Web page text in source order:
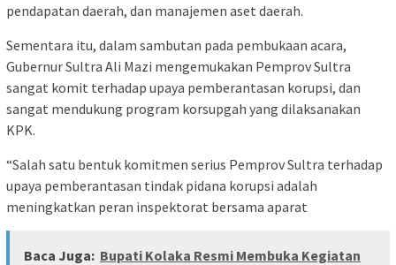
pendapatan daerah, dan manajemen aset daerah.
Sementara itu, dalam sambutan pada pembukaan acara,
Gubernur Sultra Ali Mazi mengemukakan Pemprov Sultra
sangat komit terhadap upaya pemberantasan korupsi, dan
sangat mendukung program korsupgah yang dilaksanakan
KPK.
“Salah satu bentuk komitmen serius Pemprov Sultra terhadap
upaya pemberantasan tindak pidana korupsi adalah
meningkatkan peran inspektorat bersama aparat
Baca Juga: Bupati Kolaka Resmi Membuka Kegiatan